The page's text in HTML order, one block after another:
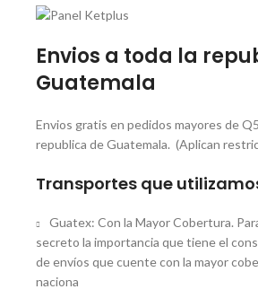
Envios a toda la
Guatemala
Envios gratis en pedidos mayores de
republica de Guatemala. (Aplican
Transportes que
Guatex: Con la Mayor Cobertura.
secreto la importancia que tiene el
de envíos que cuente con la mayor
naciona